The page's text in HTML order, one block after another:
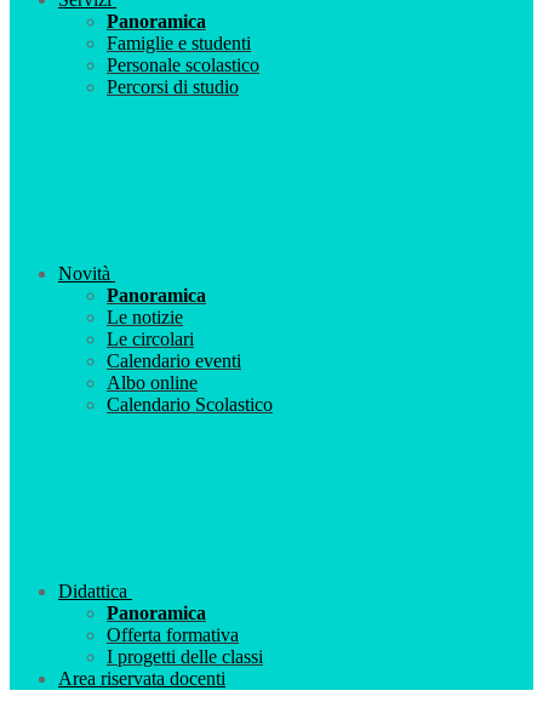
Panoramica
Famiglie e studenti
Personale scolastico
Percorsi di studio
Novità
Panoramica
Le notizie
Le circolari
Calendario eventi
Albo online
Calendario Scolastico
Didattica
Panoramica
Offerta formativa
I progetti delle classi
Area riservata docenti